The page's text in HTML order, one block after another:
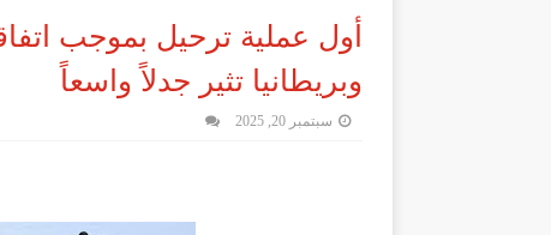
أول عملية ترحيل بموجب
وبريطانيا تثير جدلاً واسعاً
سبتمبر 20, 2025